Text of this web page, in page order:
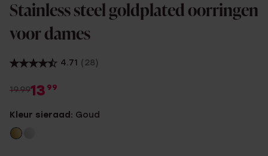
Stainless steel goldplated oorringen
voor dames
4.71 (28)
19.9913 99
Kleur sieraad: Goud